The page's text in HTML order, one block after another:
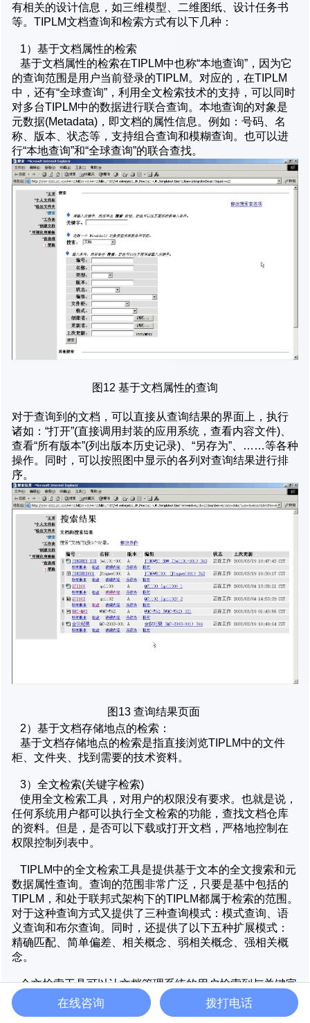
有相关的设计信息，如三维模型、二维图纸、设计任务书
等。TIPLM文档查询和检索方式有以下几种：
1）基于文档属性的检索
基于文档属性的检索在TIPLM中也称“本地查询”，因为它
的查询范围是用户当前登录的TIPLM。对应的，在TIPLM
中，还有“全球查询”，利用全文检索技术的支持，可以同时
对多台TIPLM中的数据进行联合查询。本地查询的对象是
元数据(Metadata)，即文档的属性信息。例如：号码、名
称、版本、状态等，支持组合查询和模糊查询。也可以进
行“本地查询”和“全球查询”的联合查找。
图12 基于文档属性的查询
对于查询到的文档，可以直接从查询结果的界面上，执行
诸如：“打开”(直接调用封装的应用系统，查看内容文件)、
查看“所有版本”(列出版本历史记录)、“另存为”、……等各种
操作。同时，可以按照图中显示的各列对查询结果进行排
序。
图13 查询结果页面
2）基于文档存储地点的检索：
基于文档存储地点的检索是指直接浏览TIPLM中的文件
柜、文件夹、找到需要的技术资料。
3）全文检索(关键字检索)
使用全文检索工具，对用户的权限没有要求。也就是说，
任何系统用户都可以执行全文检索的功能，查找文档仓库
的资料。但是，是否可以下载或打开文档，严格地控制在
权限控制列表中。
TIPLM中的全文检索工具是提供基于文本的全文搜索和元
数据属性查询。查询的范围非常广泛，只要是基中包括的
TIPLM，和处于联邦式架构下的TIPLM都属于检索的范围。
对于这种查询方式又提供了三种查询模式：模式查询、语
义查询和布尔查询。同时，还提供了以下五种扩展模式：
精确匹配、简单偏差、相关概念、弱相关概念、强相关概
念。
全文检索工具可以让文档管理系统的用户检索到与关键字
匹配的所有文档，检索的范围不受权限的控制，但是是否
可以进入文档的属性页，则需要由用户权限来控制。当用
在线咨询 拨打电话